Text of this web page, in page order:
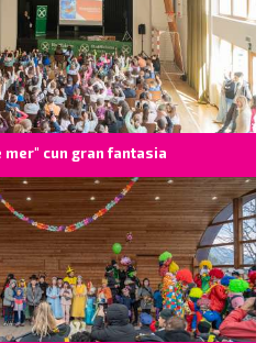
cun gran fantasia